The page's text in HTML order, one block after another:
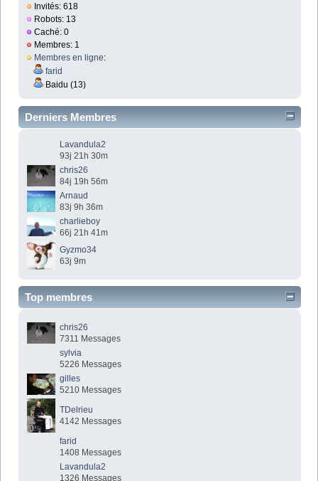
Invités: 618
Robots: 13
Caché: 0
Membres: 1
Membres en ligne:
farid
Baidu (13)
Derniers Membres
Lavandula2
93j 21h 30m
chris26
84j 19h 56m
Arnaud
83j 9h 36m
charlieboy
66j 21h 41m
Gyzmo34
63j 9m
Top membres
chris26
7311 Messages
sylvia
5226 Messages
gilles
5210 Messages
TDelrieu
4142 Messages
farid
1408 Messages
Lavandula2
1326 Messages